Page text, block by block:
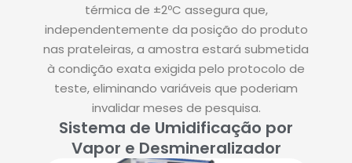
térmica de ±2ºC assegura que,
independentemente da posição do produto
nas prateleiras, a amostra estará submetida
à condição exata exigida pelo protocolo de
teste, eliminando variáveis que poderiam
invalidar meses de pesquisa.
Sistema de Umidificação por
Vapor e Desmineralizador